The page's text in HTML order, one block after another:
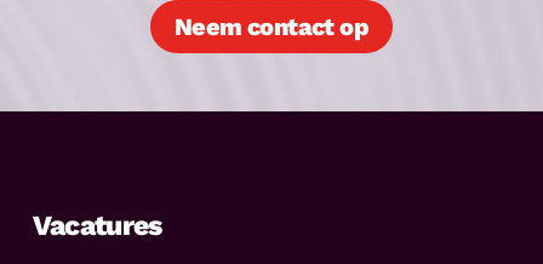
Neem contact op
Vacatures